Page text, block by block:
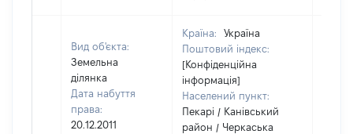
Вид об'єкта:
Земельна
ділянка
Дата набуття
права:
20.12.2011
Країна:
Україна
Поштовий індекс:
[Конфіденційна
інформація]
Населений пункт:
Пекарі / Канівський
район / Черкаська